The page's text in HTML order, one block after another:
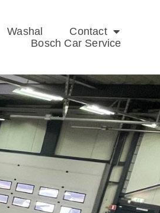
Washal
Contact
Bosch Car Service